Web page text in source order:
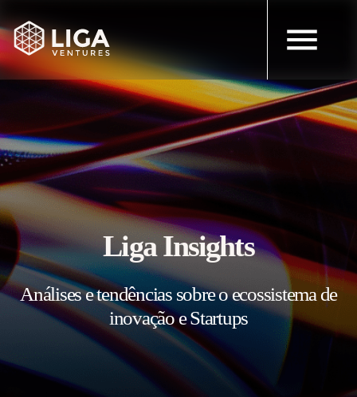
Liga Insights
Análises e tendências sobre o ecossistema de
inovação e Startups